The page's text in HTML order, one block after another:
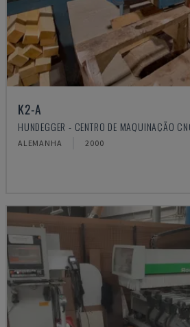
K2-A
HUNDEGGER - CENTRO DE MAQUINAÇÃO
ALEMANHA 2000